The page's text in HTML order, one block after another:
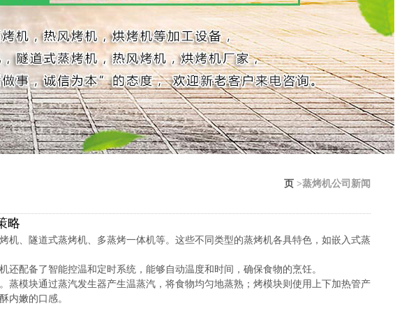
页 >蒸烤机公司新闻
略
、隧道式蒸烤机、多蒸烤一体机等。这些不同类型的蒸烤机各具特色，如嵌入式蒸
配备了智能控温和定时系统，能够自动温度和时间，确保食物的烹饪。
模块通过蒸汽发生器产生温蒸汽，将食物均匀地蒸熟；烤模块则使用上下加热管产
内嫩的口感。